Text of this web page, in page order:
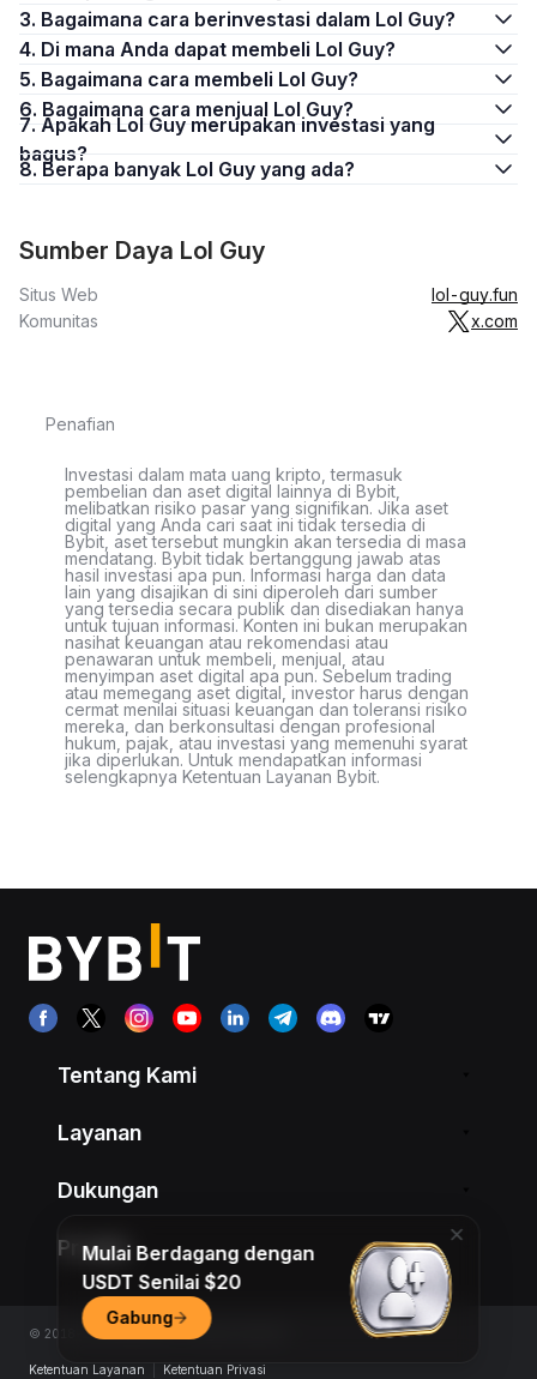
3. Bagaimana cara berinvestasi dalam Lol Guy?
4. Di mana Anda dapat membeli Lol Guy?
5. Bagaimana cara membeli Lol Guy?
6. Bagaimana cara menjual Lol Guy?
7. Apakah Lol Guy merupakan investasi yang
bagus?
8. Berapa banyak Lol Guy yang ada?
Sumber Daya Lol Guy
Situs Web
lol-guy.fun
Komunitas
x.com
Penafian
Investasi dalam mata uang kripto, termasuk
pembelian dan aset digital lainnya di Bybit,
melibatkan risiko pasar yang signifikan. Jika aset
digital yang Anda cari saat ini tidak tersedia di
Bybit, aset tersebut mungkin akan tersedia di masa
mendatang. Bybit tidak bertanggung jawab atas
hasil investasi apa pun. Informasi harga dan data
lain yang disajikan di sini diperoleh dari sumber
yang tersedia secara publik dan disediakan hanya
untuk tujuan informasi. Konten ini bukan merupakan
nasihat keuangan atau rekomendasi atau
penawaran untuk membeli, menjual, atau
menyimpan aset digital apa pun. Sebelum trading
atau memegang aset digital, investor harus dengan
cermat menilai situasi keuangan dan toleransi risiko
mereka, dan berkonsultasi dengan profesional
hukum, pajak, atau investasi yang memenuhi syarat
jika diperlukan. Untuk mendapatkan informasi
selengkapnya Ketentuan Layanan Bybit.
Tentang Kami
Layanan
Dukungan
Produk
© 2018-2026 Bybit.com. All rights reserved.
Ketentuan Layanan Ketentuan Privasi
Mulai Berdagang dengan
USDT Senilai $20
Gabung